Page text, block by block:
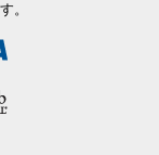
。